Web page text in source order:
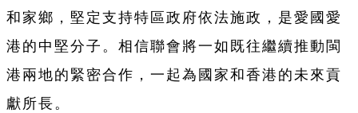
和家鄉，堅定支持特區政府依法施政，是愛國愛
港的中堅分子。相信聯會將一如既往繼續推動閩
港兩地的緊密合作，一起為國家和香港的未來貢
獻所長。